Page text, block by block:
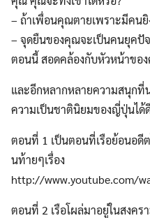
– ถ้าเพื่อนคุณตายเพราะมีคน
– จุดยืนของคุณจะเป็นคนยุค
ตอนนี้ สอดคล้องกับหัวหน้าขอ
และอีกหลากหลายความสนุกที่
ความเป็นชาตินิยมของญี่ปุ่นได้
ตอนที่ 1 เป็นตอนที่เรือย้อนอดี
นท้ายๆเรื่อง
http://www.youtube.com/
ตอนที่ 2 เรือโผล่มาอยู่ในสงค